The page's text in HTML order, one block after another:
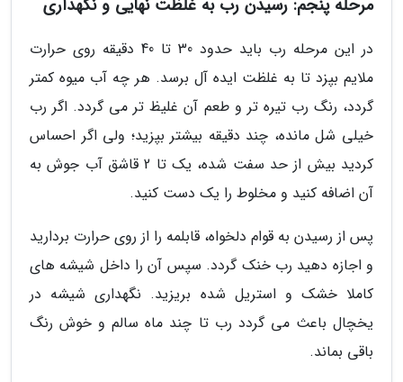
مرحله پنجم: رسیدن رب به غلظت نهایی و نگهداری
در این مرحله رب باید حدود 30 تا 40 دقیقه روی حرارت
ملایم بپزد تا به غلظت ایده آل برسد. هر چه آب میوه کمتر
گردد، رنگ رب تیره تر و طعم آن غلیظ تر می گردد. اگر رب
خیلی شل مانده، چند دقیقه بیشتر بپزید؛ ولی اگر احساس
کردید بیش از حد سفت شده، یک تا 2 قاشق آب جوش به
آن اضافه کنید و مخلوط را یک دست کنید.
پس از رسیدن به قوام دلخواه، قابلمه را از روی حرارت بردارید
و اجازه دهید رب خنک گردد. سپس آن را داخل شیشه های
کاملا خشک و استریل شده بریزید. نگهداری شیشه در
یخچال باعث می گردد رب تا چند ماه سالم و خوش رنگ
باقی بماند.